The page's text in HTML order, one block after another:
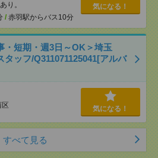
り。
/ 赤羽駅からバス10分
気になる！
・短期・週3日～OK＞埼玉
タッフ/Q311071125041[アルバ
区 気になる！
すべて見る